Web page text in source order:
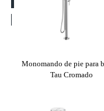
Monomando de pie para
Tau Cromado